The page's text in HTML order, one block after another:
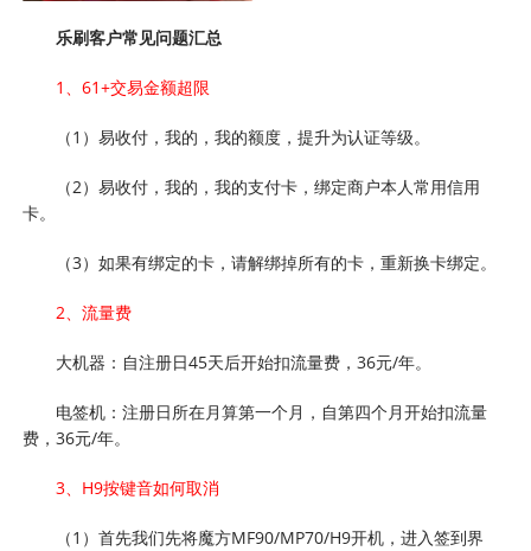
乐刷客户常见问题汇总
1、61+交易金额超限
（1）易收付，我的，我的额度，提升为认证等级。
（2）易收付，我的，我的支付卡，绑定商户本人常用信用
卡。
（3）如果有绑定的卡，请解绑掉所有的卡，重新换卡绑定。
2、流量费
大机器：自注册日45天后开始扣流量费，36元/年。
电签机：注册日所在月算第一个月，自第四个月开始扣流量
费，36元/年。
3、H9按键音如何取消
（1）首先我们先将魔方MF90/MP70/H9开机，进入签到界